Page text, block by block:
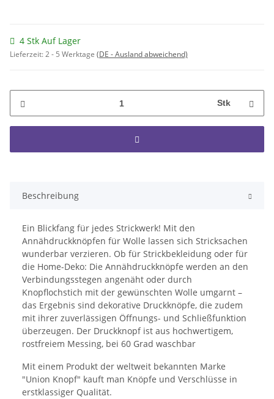
4 Stk Auf Lager
Lieferzeit:2 - 5 Werktage (DE - Ausland abweichend)
Stk
Beschreibung
Ein Blickfang für jedes Strickwerk! Mit den
Annähdruckknöpfen für Wolle lassen sich Stricksachen
wunderbar verzieren. Ob für Strickbekleidung oder für
die Home-Deko: Die Annähdruckknöpfe werden an den
Verbindungsstegen angenäht oder durch
Knopflochstich mit der gewünschten Wolle umgarnt –
das Ergebnis sind dekorative Druckknöpfe, die zudem
mit ihrer zuverlässigen Öffnungs- und Schließfunktion
überzeugen. Der Druckknopf ist aus hochwertigem,
rostfreiem Messing, bei 60 Grad waschbar
Mit einem Produkt der weltweit bekannten Marke
"Union Knopf" kauft man Knöpfe und Verschlüsse in
erstklassiger Qualität.